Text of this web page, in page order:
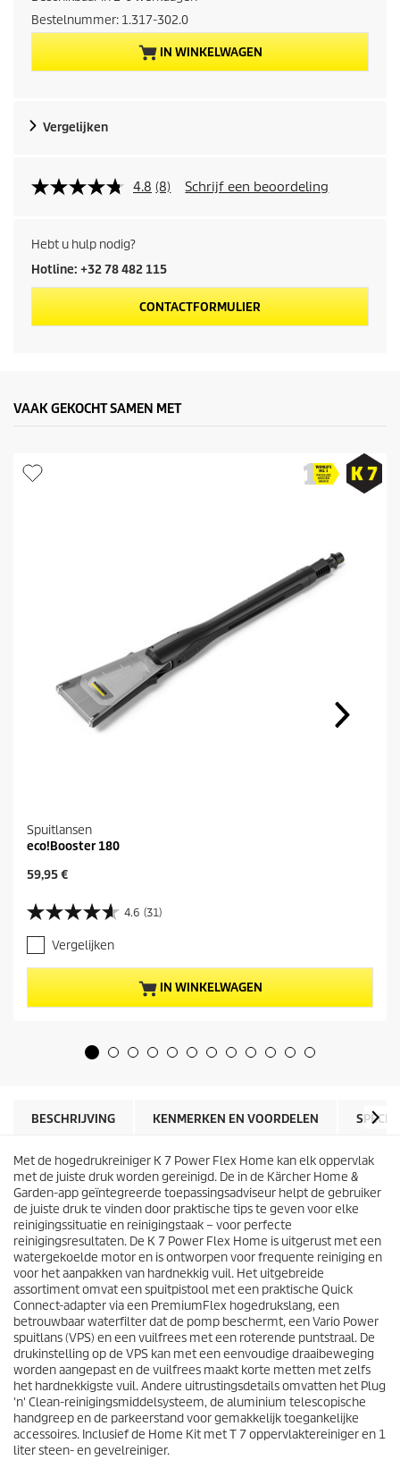
p
r
d
c
t
p
r
s
Bestelnummer: 1.317-302.0
IN WINKELWAGEN
Vergelijken
4.8 (8) Schrijf een beoordeling
Hebt u hulp nodig?
Hotline: +32 78 482 115
CONTACTFORMULIER
VAAK GEKOCHT SAMEN MET
Spuitlansen
eco!Booster 180
H
i
d
i
g
e
p
s
59,95 €
4.6 (31)
4
.
6
v
n
n
.
3
1
b
e
o
o
r
d
e
l
i
n
g
e
n
Vergelijken
IN WINKELWAGEN
BESCHRIJVING KENMERKEN EN VOORDELEN
Met de hogedrukreiniger K 7 Power Flex Home kan elk oppervlak
met de juiste druk worden gereinigd. De in de Kärcher Home &
Garden-app geïntegreerde toepassingsadviseur helpt de gebruiker
de juiste druk te vinden door praktische tips te geven voor elke
reinigingssituatie en reinigingstaak – voor perfecte
reinigingsresultaten. De K 7 Power Flex Home is uitgerust met een
watergekoelde motor en is ontworpen voor frequente reiniging en
voor het aanpakken van hardnekkig vuil. Het uitgebreide
assortiment omvat een spuitpistool met een praktische Quick
Connect-adapter via een PremiumFlex hogedrukslang, een
betrouwbaar waterfilter dat de pomp beschermt, een Vario Power
spuitlans (VPS) en een vuilfrees met een roterende puntstraal. De
drukinstelling op de VPS kan met een eenvoudige draaibeweging
worden aangepast en de vuilfrees maakt korte metten met zelfs
het hardnekkigste vuil. Andere uitrustingsdetails omvatten het Plug
'n' Clean-reinigingsmiddelsysteem, de aluminium telescopische
handgreep en de parkeerstand voor gemakkelijk toegankelijke
accessoires. Inclusief de Home Kit met T 7 oppervlaktereiniger en 1
liter steen- en gevelreiniger.